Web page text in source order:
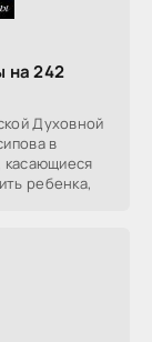
на 242
Духовной
в
касающиеся
ребенка,